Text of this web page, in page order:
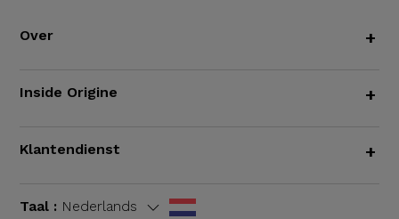
Over +
Inside Origine +
Klantendienst +
Taal : Nederlands